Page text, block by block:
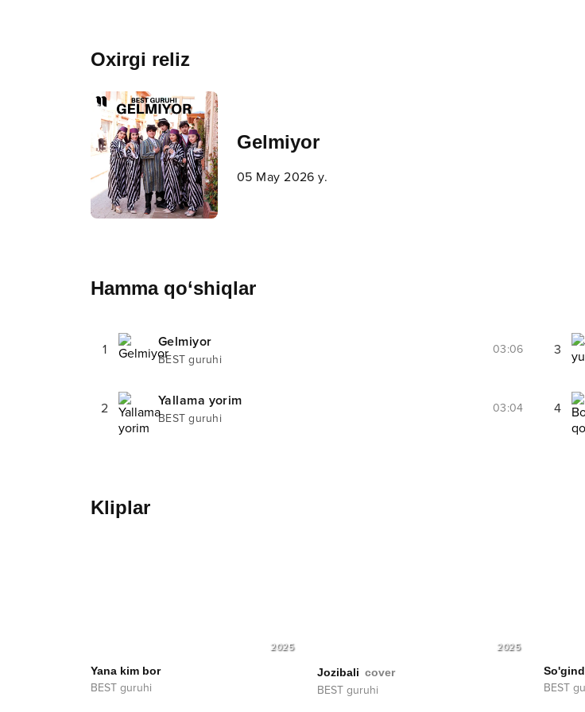
Oxirgi reliz
Gelmiyor
05 May 2026 y.
Hamma qo‘shiqlar
1 Gelmiyor
BEST guruhi
03:06
2 Yallama yorim
BEST guruhi
03:04
3
4
Kliplar
2025
Yana kim bor
BEST guruhi
2025
Jozibali cover
BEST guruhi BEST